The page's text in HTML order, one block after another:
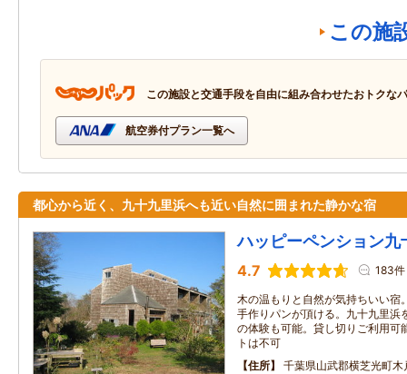
この施
この施設と交通手段を自由に組み合わせたおトクな
航空券付プラン一覧へ
都心から近く、九十九里浜へも近い自然に囲まれた静かな宿
ハッピーペンション九
4.7 183件
木の温もりと自然が気持ちいい宿
手作りパンが頂ける。九十九里浜
の体験も可能。貸し切りご利用可
トは不可
住所
千葉県山武郡横芝光町